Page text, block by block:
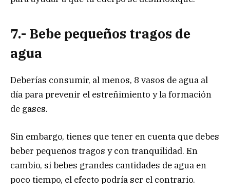
7.- Bebe pequeños tragos de
agua
Deberías consumir, al menos, 8 vasos de agua al
día para prevenir el estreñimiento y la formación
de gases.
Sin embargo, tienes que tener en cuenta que debes
beber pequeños tragos y con tranquilidad. En
cambio, si bebes grandes cantidades de agua en
poco tiempo, el efecto podría ser el contrario.